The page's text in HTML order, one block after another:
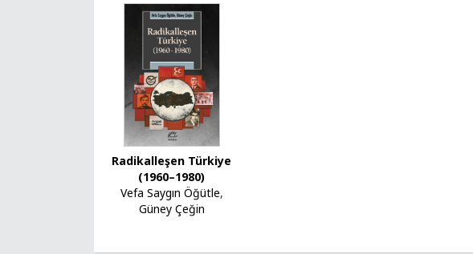
Radikalleşen Türkiye
(1960–1980)
Vefa Saygın Öğütle,
Güney Çeğin